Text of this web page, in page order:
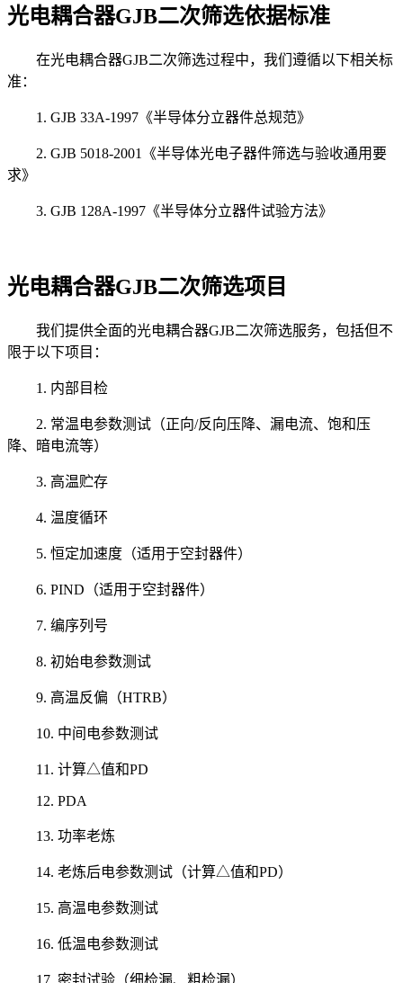
光电耦合器GJB二次筛选依据标准
在光电耦合器GJB二次筛选过程中，我们遵循以下相关标
准：
1. GJB 33A-1997《半导体分立器件总规范》
2. GJB 5018-2001《半导体光电子器件筛选与验收通用要
求》
3. GJB 128A-1997《半导体分立器件试验方法》
光电耦合器GJB二次筛选项目
我们提供全面的光电耦合器GJB二次筛选服务，包括但不
限于以下项目：
1. 内部目检
2. 常温电参数测试（正向/反向压降、漏电流、饱和压
降、暗电流等）
3. 高温贮存
4. 温度循环
5. 恒定加速度（适用于空封器件）
6. PIND（适用于空封器件）
7. 编序列号
8. 初始电参数测试
9. 高温反偏（HTRB）
10. 中间电参数测试
11. 计算△值和PD
12. PDA
13. 功率老炼
14. 老炼后电参数测试（计算△值和PD）
15. 高温电参数测试
16. 低温电参数测试
17. 密封试验（细检漏、粗检漏）